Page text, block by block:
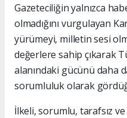
Gazeteciliğin yalnızca
olmadığını vurgulayan
yürümeyi, milletin sesi
değerlere sahip çıkarak
alanındaki gücünü daha
sorumluluk olarak
İlkeli, sorumlu, tarafsız